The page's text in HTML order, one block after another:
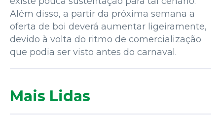
Além disso, a partir da próxima semana a
oferta de boi deverá aumentar ligeiramente,
devido à volta do ritmo de comercialização
que podia ser visto antes do carnaval.
Mais Lidas